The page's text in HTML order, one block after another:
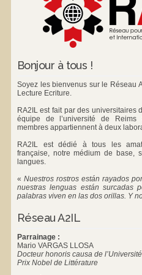
Bonjour à tous !
Soyez les bienvenus sur le Réseau
Lecture Ecriture.
RA2IL est fait par des universitaires
équipe de l’université de Reims
membres appartiennent à deux
RA2IL est dédié à tous les
française, notre médium de base,
langues.
« Nuestros rostros están rayados
nuestras lenguas están surcadas
palabras viven en las dos orillas. Y
Réseau A2IL
Parrainage :
Mario VARGAS LLOSA
Docteur honoris causa de
Prix Nobel de Littérature